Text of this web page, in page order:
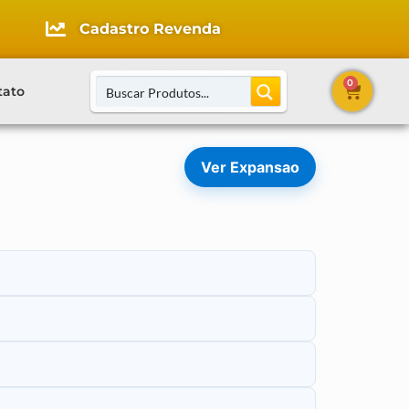
Cadastro Revenda
0
Ver Expansao